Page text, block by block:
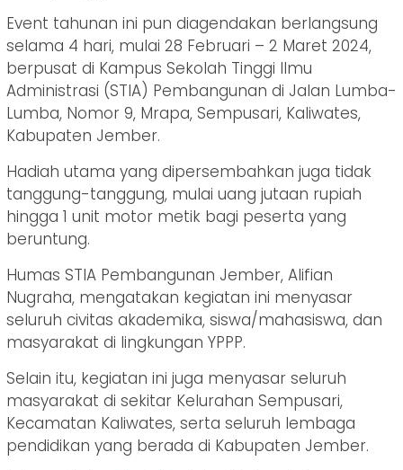
Event tahunan ini pun diagendakan berlangsung
selama 4 hari, mulai 28 Februari – 2 Maret 2024,
berpusat di Kampus Sekolah Tinggi Ilmu
Administrasi (STIA) Pembangunan di Jalan Lumba-
Lumba, Nomor 9, Mrapa, Sempusari, Kaliwates,
Kabupaten Jember.
Hadiah utama yang dipersembahkan juga tidak
tanggung-tanggung, mulai uang jutaan rupiah
hingga 1 unit motor metik bagi peserta yang
beruntung.
Humas STIA Pembangunan Jember, Alifian
Nugraha, mengatakan kegiatan ini menyasar
seluruh civitas akademika, siswa/mahasiswa, dan
masyarakat di lingkungan YPPP.
Selain itu, kegiatan ini juga menyasar seluruh
masyarakat di sekitar Kelurahan Sempusari,
Kecamatan Kaliwates, serta seluruh lembaga
pendidikan yang berada di Kabupaten Jember.